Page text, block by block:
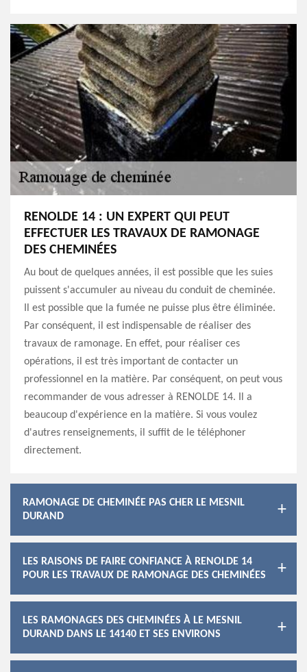
RENOLDE 14 : UN EXPERT QUI PEUT
EFFECTUER LES TRAVAUX DE RAMONAGE
DES CHEMINÉES
Au bout de quelques années, il est possible que les suies
puissent s'accumuler au niveau du conduit de cheminée.
Il est possible que la fumée ne puisse plus être éliminée.
Par conséquent, il est indispensable de réaliser des
travaux de ramonage. En effet, pour réaliser ces
opérations, il est très important de contacter un
professionnel en la matière. Par conséquent, on peut vous
recommander de vous adresser à RENOLDE 14. Il a
beaucoup d'expérience en la matière. Si vous voulez
d'autres renseignements, il suffit de le téléphoner
directement.
RAMONAGE DE CHEMINÉE PAS CHER LE MESNIL
DURAND
LES RAISONS DE FAIRE CONFIANCE À RENOLDE 14
POUR LES TRAVAUX DE RAMONAGE DES CHEMINÉES
LES RAMONAGES DES CHEMINÉES À LE MESNIL
DURAND DANS LE 14140 ET SES ENVIRONS